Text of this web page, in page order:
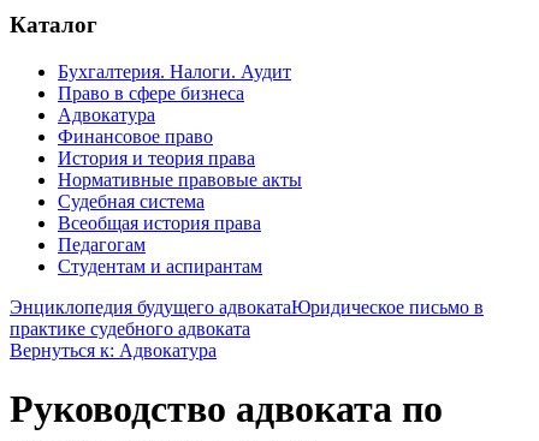
Каталог
Бухгалтерия. Налоги. Аудит
Право в сфере бизнеса
Адвокатура
Финансовое право
История и теория права
Нормативные правовые акты
Судебная система
Всеобщая история права
Педагогам
Студентам и аспирантам
Энциклопедия будущего адвокатаЮридическое письмо в
практике судебного адвоката
Вернуться к: Адвокатура
Руководство адвоката по